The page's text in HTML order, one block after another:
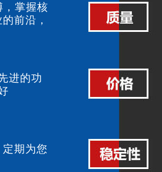
，掌握核
前沿，
进的功
定期为您